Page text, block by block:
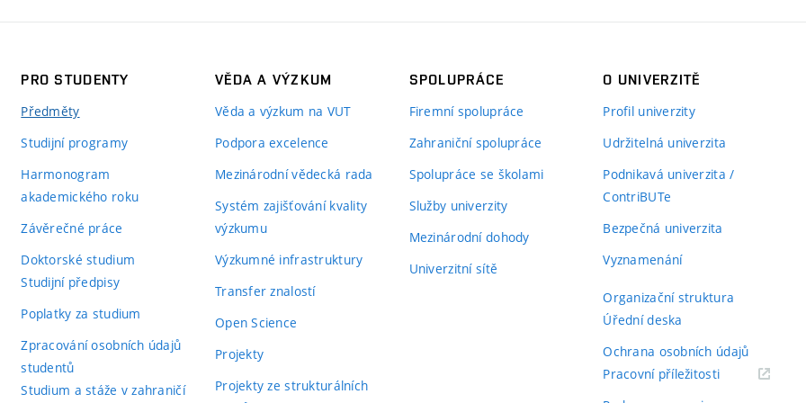
PRO STUDENTY
Předměty
Studijní programy
Harmonogram
akademického roku
Závěrečné práce
Doktorské studium
Studijní předpisy
Poplatky za studium
Zpracování osobních údajů
studentů
Studium a stáže v zahraničí
VĚDA A VÝZKUM
Věda a výzkum na VUT
Podpora excelence
Mezinárodní vědecká rada
Systém zajišťování kvality
výzkumu
Výzkumné infrastruktury
Transfer znalostí
Open Science
Projekty
Projekty ze strukturálních
SPOLUPRÁCE
Firemní spolupráce
Zahraniční spolupráce
Spolupráce se školami
Služby univerzity
Mezinárodní dohody
Univerzitní sítě
O UNIVERZITĚ
Profil univerzity
Udržitelná univerzita
Podnikavá univerzita /
ContriBUTe
Bezpečná univerzita
Vyznamenání
Organizační struktura
Úřední deska
Ochrana osobních údajů
Pracovní příležitosti(externí